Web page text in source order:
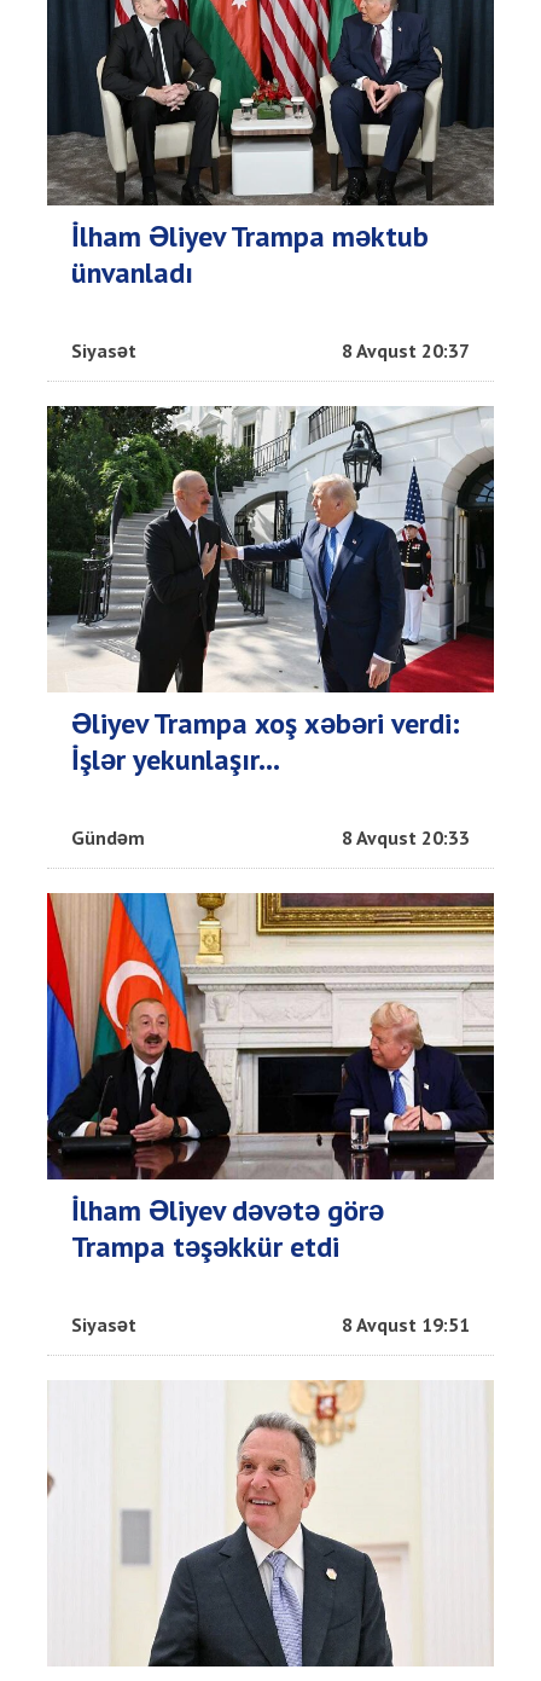
İlham Əliyev Trampa məktub
ünvanladı
Siyasət 8 Avqust 20:37
Əliyev Trampa xoş xəbəri verdi:
İşlər yekunlaşır...
Gündəm 8 Avqust 20:33
İlham Əliyev dəvətə görə
Trampa təşəkkür etdi
Siyasət 8 Avqust 19:51